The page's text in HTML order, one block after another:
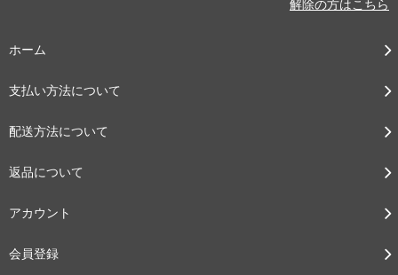
解除の方はこちら
ホーム
支払い方法について
配送方法について
返品について
アカウント
会員登録